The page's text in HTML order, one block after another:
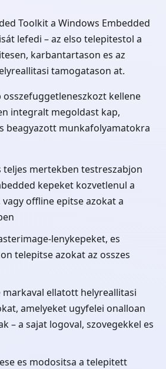
Toolkit a Windows Embedded
lefedi – az elso telepitestol a
karbantartason es az
tamogatason at.
kellene
integralt megoldast kap,
beagyazott munkafolyamatokra
teljes mertekben testreszabjon
kepeket kozvetlenul a
vagy offline epitse azokat a
lenykepeket, es
telepitse azokat az osszes
markaval ellatott helyreallitasi
amelyeket ugyfelei onalloan
– a sajat logoval, szovegekkel es
es modositsa a telepitett